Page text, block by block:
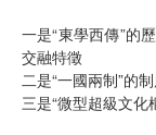
一是“東學西傳”的
交融特徵
二是“一國兩制”的
三是“微型超級文